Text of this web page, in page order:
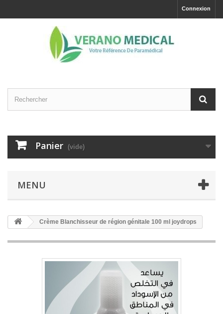
Connexion
Panier (vide)
MENU
Crème Blanchisseur de région génitale 100 ml joydrops